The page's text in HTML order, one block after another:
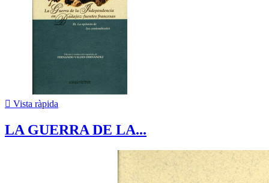
 Vista ràpida
LA GUERRA DE LA...